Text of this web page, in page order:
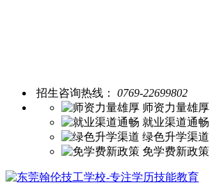
招生咨询热线：
0769-22699802
师资力量雄厚
就业渠道通畅
绿色升学渠道
免学费新政策